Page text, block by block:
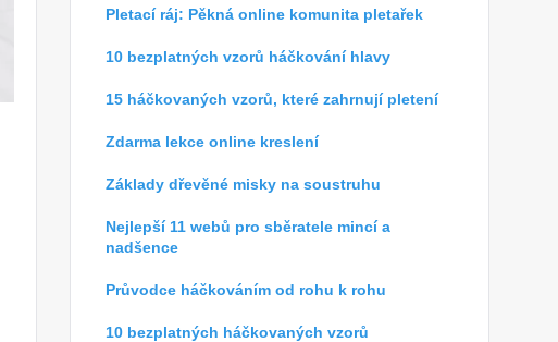
Pletací ráj: Pěkná online komunita pletařek
10 bezplatných vzorů háčkování hlavy
15 háčkovaných vzorů, které zahrnují pletení
Zdarma lekce online kreslení
Základy dřevěné misky na soustruhu
Nejlepší 11 webů pro sběratele mincí a
nadšence
Průvodce háčkováním od rohu k rohu
10 bezplatných háčkovaných vzorů